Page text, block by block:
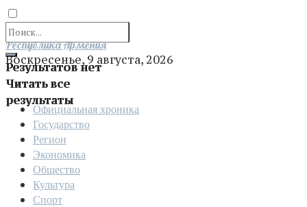
Результатов нет
Читать все
результаты
Отправить
Республика Армения
Воскресенье, 9 августа, 2026
Официальная хроника
Государство
Регион
Экономика
Общество
Культура
Спорт